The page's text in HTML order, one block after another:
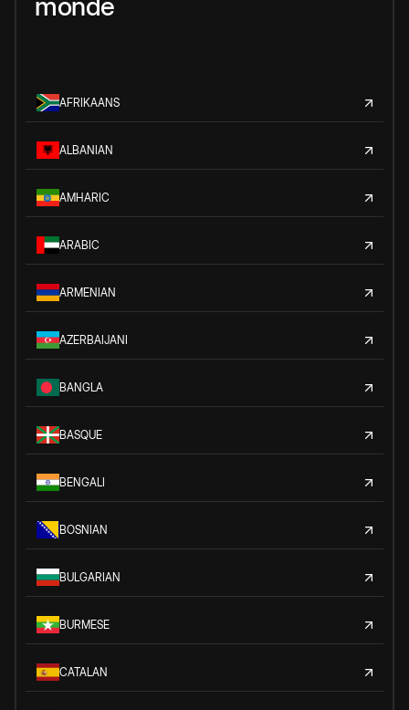
AFRIKAANS
ALBANIAN
AMHARIC
ARABIC
ARMENIAN
AZERBAIJANI
BANGLA
BASQUE
BENGALI
BOSNIAN
BULGARIAN
BURMESE
CATALAN